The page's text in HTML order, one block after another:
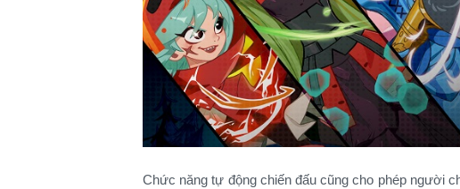
Chức năng tự động chiến đấu cũng cho phép người